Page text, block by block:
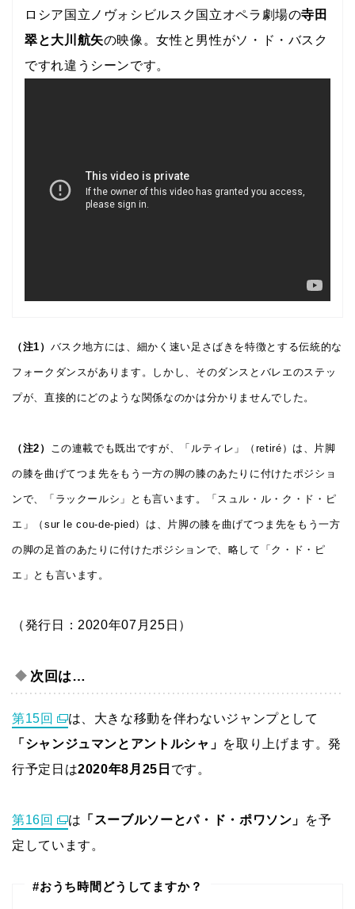
ロシア国立ノヴォシビルスク国立オペラ劇場の寺田
翠と大川航矢の映像。女性と男性がソ・ド・バスク
ですれ違うシーンです。
（注1） バスク地方には、細かく速い足さばきを特徴とする伝統的な
フォークダンスがあります。しかし、そのダンスとバレエのステッ
プが、直接的にどのような関係なのかは分かりませんでした。
（注2） この連載でも既出ですが、「ルティレ」（retiré）は、片脚
の膝を曲げてつま先をもう一方の脚の膝のあたりに付けたポジショ
ンで、「ラックールシ」とも言います。「スュル・ル・ク・ド・ピ
エ」（sur le cou-de-pied）は、片脚の膝を曲げてつま先をもう一方
の脚の足首のあたりに付けたポジションで、略して「ク・ド・ピ
エ」とも言います。
（発行日：2020年07月25日）
次回は…
第15回
は、大きな移動を伴わないジャンプとして
「シャンジュマンとアントルシャ」 を取り上げます。発
行予定日は2020年8月25日 です。
第16回 は 「スーブルソーとパ・ド・ポワソン」
を予
定しています。
#おうち時間どうしてますか？